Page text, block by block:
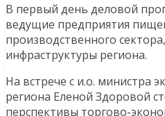
В первый день деловой
ведущие предприятия
производственного
инфраструктуры региона.
На встрече с и.о. министра
региона Еленой Здоровой
перспективы торгово-